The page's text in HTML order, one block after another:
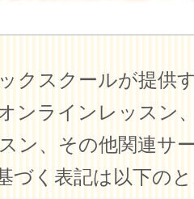
クスクールが提供
ンラインレッスン
ン、その他関連サ
づく表記は以下の